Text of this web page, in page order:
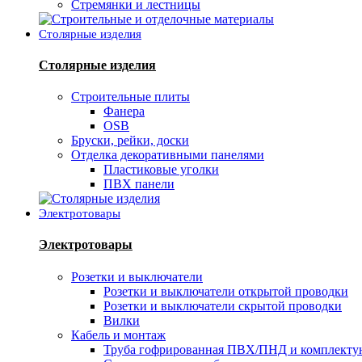
Стремянки и лестницы
Столярные изделия
Столярные изделия
Строительные плиты
Фанера
OSB
Бруски, рейки, доски
Отделка декоративными панелями
Пластиковые уголки
ПВХ панели
Электротовары
Электротовары
Розетки и выключатели
Розетки и выключатели открытой проводки
Розетки и выключатели скрытой проводки
Вилки
Кабель и монтаж
Труба гофрированная ПВХ/ПНД и